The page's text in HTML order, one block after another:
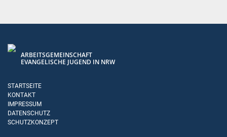
ARBEITSGEMEINSCHAFT
EVANGELISCHE JUGEND IN NRW
STARTSEITE
KONTAKT
IMPRESSUM
DATENSCHUTZ
SCHUTZKONZEPT